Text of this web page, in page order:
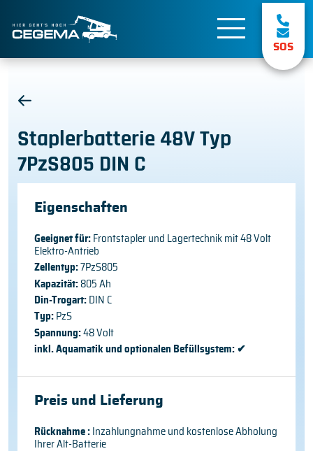
SOS
Staplerbatterie 48V Typ
7PzS805 DIN C
Eigenschaften
Geeignet für: Frontstapler und Lagertechnik mit 48 Volt
Elektro-Antrieb
Zellentyp: 7PzS805
Kapazität:805 Ah
Din-Trogart: DIN C
Typ: PzS
Spannung:48 Volt
inkl. Aquamatik und optionalen Befüllsystem: ✔
Preis und Lieferung
Rücknahme : Inzahlungnahme und kostenlose Abholung
Ihrer Alt-Batterie